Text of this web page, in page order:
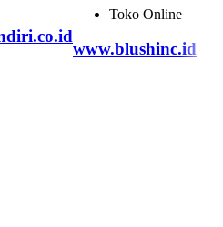
Toko Online
www.blushinc.id